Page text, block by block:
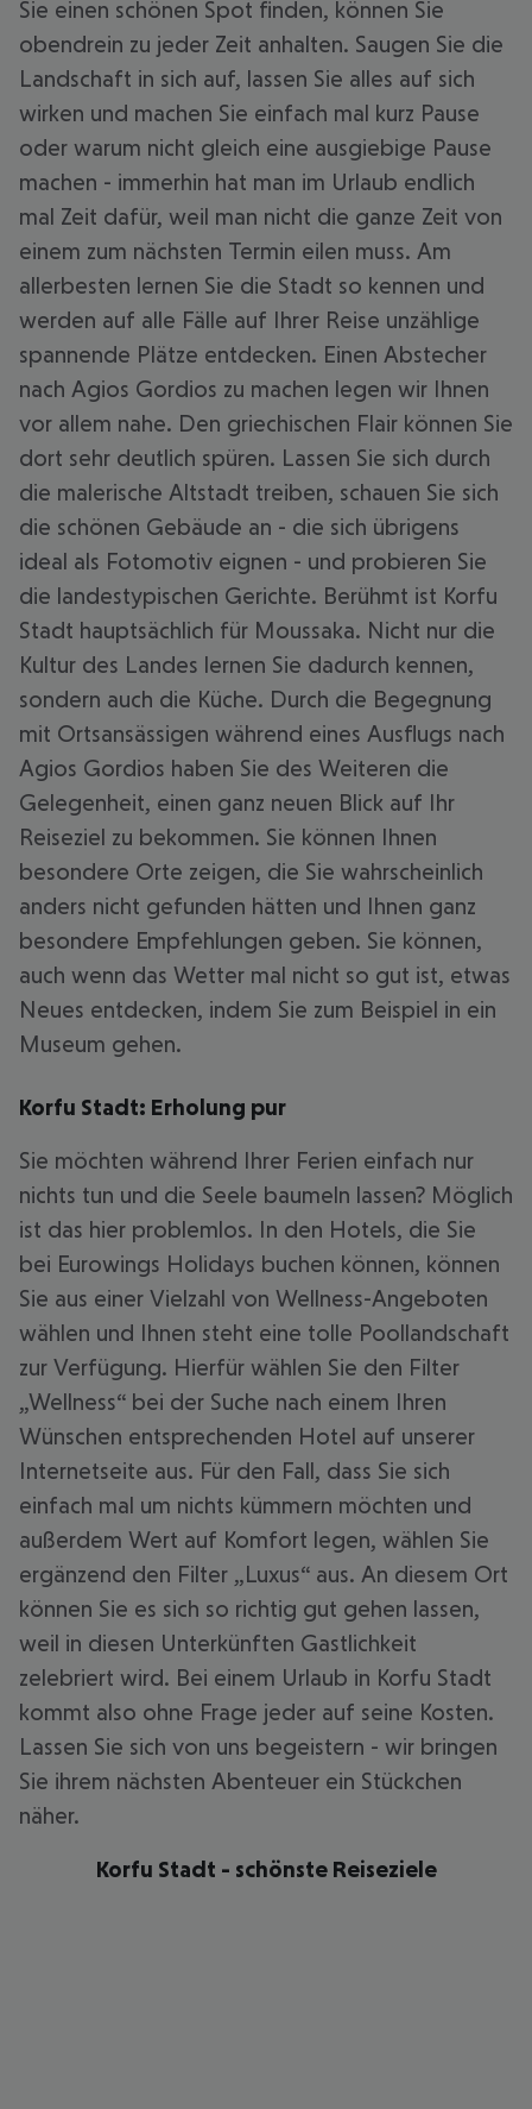
Sie einen schönen Spot finden, können Sie
obendrein zu jeder Zeit anhalten. Saugen Sie die
Landschaft in sich auf, lassen Sie alles auf sich
wirken und machen Sie einfach mal kurz Pause
oder warum nicht gleich eine ausgiebige Pause
machen - immerhin hat man im Urlaub endlich
mal Zeit dafür, weil man nicht die ganze Zeit von
einem zum nächsten Termin eilen muss. Am
allerbesten lernen Sie die Stadt so kennen und
werden auf alle Fälle auf Ihrer Reise unzählige
spannende Plätze entdecken. Einen Abstecher
nach Agios Gordios zu machen legen wir Ihnen
vor allem nahe. Den griechischen Flair können Sie
dort sehr deutlich spüren. Lassen Sie sich durch
die malerische Altstadt treiben, schauen Sie sich
die schönen Gebäude an - die sich übrigens
ideal als Fotomotiv eignen - und probieren Sie
die landestypischen Gerichte. Berühmt ist Korfu
Stadt hauptsächlich für Moussaka. Nicht nur die
Kultur des Landes lernen Sie dadurch kennen,
sondern auch die Küche. Durch die Begegnung
mit Ortsansässigen während eines Ausflugs nach
Agios Gordios haben Sie des Weiteren die
Gelegenheit, einen ganz neuen Blick auf Ihr
Reiseziel zu bekommen. Sie können Ihnen
besondere Orte zeigen, die Sie wahrscheinlich
anders nicht gefunden hätten und Ihnen ganz
besondere Empfehlungen geben. Sie können,
auch wenn das Wetter mal nicht so gut ist, etwas
Neues entdecken, indem Sie zum Beispiel in ein
Museum gehen.
Korfu Stadt: Erholung pur
Sie möchten während Ihrer Ferien einfach nur
nichts tun und die Seele baumeln lassen? Möglich
ist das hier problemlos. In den Hotels, die Sie
bei Eurowings Holidays buchen können, können
Sie aus einer Vielzahl von Wellness-Angeboten
wählen und Ihnen steht eine tolle Poollandschaft
zur Verfügung. Hierfür wählen Sie den Filter
„Wellness“ bei der Suche nach einem Ihren
Wünschen entsprechenden Hotel auf unserer
Internetseite aus. Für den Fall, dass Sie sich
einfach mal um nichts kümmern möchten und
außerdem Wert auf Komfort legen, wählen Sie
ergänzend den Filter „Luxus“ aus. An diesem Ort
können Sie es sich so richtig gut gehen lassen,
weil in diesen Unterkünften Gastlichkeit
zelebriert wird. Bei einem Urlaub in Korfu Stadt
kommt also ohne Frage jeder auf seine Kosten.
Lassen Sie sich von uns begeistern - wir bringen
Sie ihrem nächsten Abenteuer ein Stückchen
näher.
Korfu Stadt - schönste Reiseziele